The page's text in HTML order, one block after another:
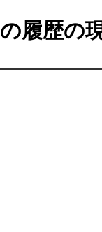
の履歴の